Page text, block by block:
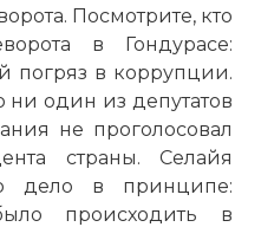
Посмотрите, кто
в Гондурасе:
погряз в коррупции.
ни один из депутатов
не проголосовал
страны. Селайя
дело в принципе:
происходить в